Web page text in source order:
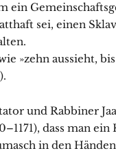
ein
sei, einen
»zehn aussieht,
).
und Rabbiner
dass man
in den